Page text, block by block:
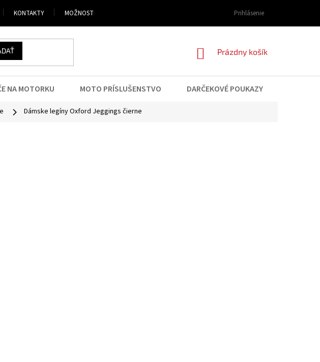
KONTAKTY MOŽNOSTI DOPRAVY A PLATBY OBCHODNÉ PODMIENKY PODMIENKY
Prihlásenie
NÁKUPNÝ
Prázdny košík
NA MOTORKU MOTO PRÍSLUŠENSTVO DARČEKOVÉ POUKAZY
Dámske legíny Oxford Jeggings čierne